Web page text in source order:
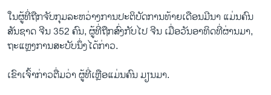
ໃນ​ຜູ້​ທີ່​ຖືກ​ຈັບ​ກຸມ​ລະຫວ່າງ​ການ​ປະ​ຕິ​ບັດ​ການ​ທ້າຍ​ເດືອນ​ມີ​ນາ ແມ່ນ​ຄົນ​
ສັນ​ຊາດ ຈີນ 352 ຄົນ, ຜູ້​ທີ່​ຖືກ​ສົ່ງ​ກັບ​ໄປ ຈີນ ເມື່ອ​ວັນ​ອາ​ທິດ​ທີ່​ຜ່ານ​ມາ,
ຖະ​ແຫຼງ​ການ​ສະ​ບັບ​ນຶ່ງ​ໄດ້​ກ່າວ.
ເຂົາ​ເຈົ້າ​ກ່າວ​ຕື່ມ​ວ່າ ຜູ້​ທີ່​ເຫຼືອ​ແມ່ນ​ຄົນ ມຽນ​ມາ.